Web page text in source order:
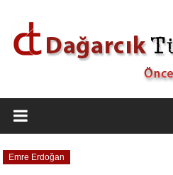
Dağarcık
Türkiye
Önce
Türkiye
Emre Erdoğan